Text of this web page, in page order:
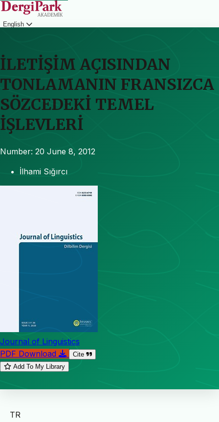
English
İLETİŞİM AÇISINDAN
TONLAMANIN FRANSIZCA
SÖZCEDEKİ TEMEL
İŞLEVLERİ
Number: 20 June 8, 2012
İlhami Sığırcı
Journal of Linguistics
PDF Download
Cite
Add To My Library
TR